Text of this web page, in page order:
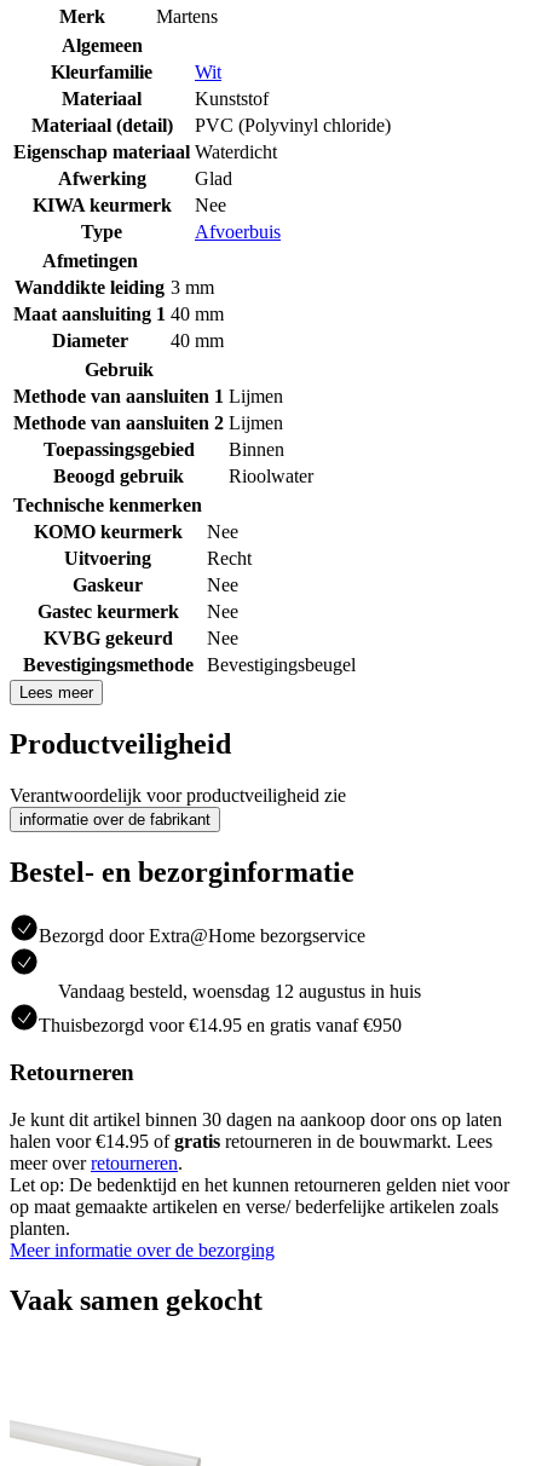
Merk
Martens
Algemeen
Kleurfamilie
Wit
Materiaal
Kunststof
Materiaal (detail)
PVC (Polyvinyl chloride)
Eigenschap materiaal Waterdicht
Afwerking
Glad
KIWA keurmerk
Nee
Type
Afvoerbuis
Afmetingen
Wanddikte leiding 3 mm
Maat aansluiting 1 40 mm
Diameter
40 mm
Gebruik
Methode van aansluiten 1 Lijmen
Methode van aansluiten 2 Lijmen
Toepassingsgebied
Binnen
Beoogd gebruik
Rioolwater
Technische kenmerken
KOMO keurmerk
Nee
Uitvoering
Recht
Gaskeur
Nee
Gastec keurmerk
Nee
KVBG gekeurd
Nee
Bevestigingsmethode
Bevestigingsbeugel
Lees meer
Productveiligheid
Verantwoordelijk voor productveiligheid zie
informatie over de fabrikant
Bestel- en bezorginformatie
Bezorgd door Extra@Home bezorgservice
Vandaag besteld, woensdag 12 augustus in huis
Thuisbezorgd voor €14.95 en gratis vanaf €950
Retourneren
Je kunt dit artikel binnen 30 dagen na aankoop door ons op laten
halen voor €14.95 ofgratis retourneren in de bouwmarkt. Lees
meer overretourneren.
Let op: De bedenktijd en het kunnen retourneren gelden niet voor
op maat gemaakte artikelen en verse/ bederfelijke artikelen zoals
planten.
Meer informatie over de bezorging
Vaak samen gekocht